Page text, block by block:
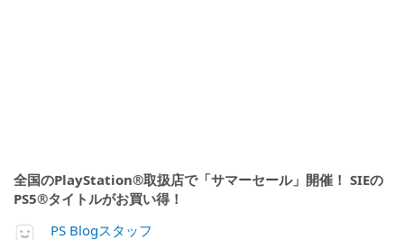
全国のPlayStation®取扱店で「サマーセール」開催！ SIEの
PS5®タイトルがお買い得！
PS Blogスタッフ